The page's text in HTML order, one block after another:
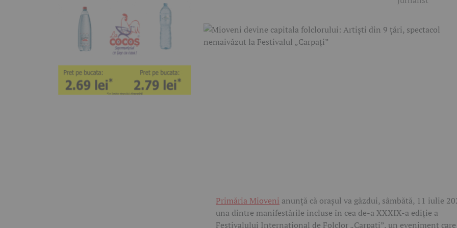
Primăria Mioveni anunță că orașul va găzdui, sâmbătă, 11 iulie
una dintre manifestările incluse în cea de-a XXXIX-a ediție a
Festivalului Internațional de Folclor „Carpați”, un eveniment care